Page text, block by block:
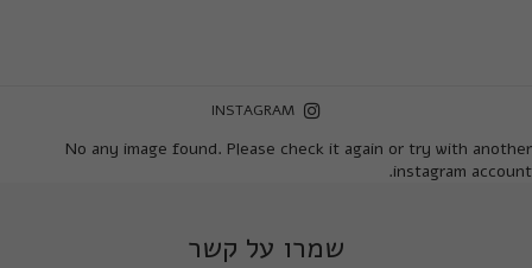
INSTAGRAM
No any image found. Please check it again or try with another
instagram account.
שמרו על קשר